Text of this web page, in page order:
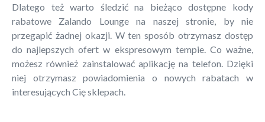
Dlatego też warto śledzić na bieżąco dostępne kody
rabatowe Zalando Lounge na naszej stronie, by nie
przegapić żadnej okazji. W ten sposób otrzymasz dostęp
do najlepszych ofert w ekspresowym tempie. Co ważne,
możesz również zainstalować aplikację na telefon. Dzięki
niej otrzymasz powiadomienia o nowych rabatach w
interesujących Cię sklepach.